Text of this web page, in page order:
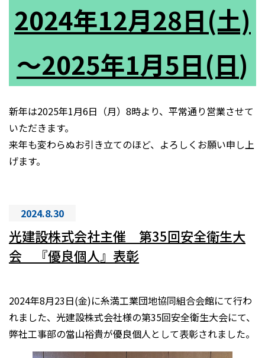
2024年12月28日(土)
～2025年1月5日(日)
新年は2025年1月6日（月）8時より、平常通り営業させて
いただきます。
来年も変わらぬお引き立てのほど、よろしくお願い申し上
げます。
2024.8.30
光建設株式会社主催 第35回安全衛生大
会 『優良個人』表彰
2024年8月23日(金)に糸満工業団地協同組合会館にて行わ
れました、光建設株式会社様の第35回安全衛生大会にて、
弊社工事部の當山裕貴が優良個人として表彰されました。